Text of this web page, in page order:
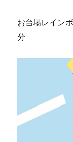
お台場レイン
分